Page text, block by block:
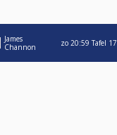
James
Channon
zo 20:59 Tafel 17